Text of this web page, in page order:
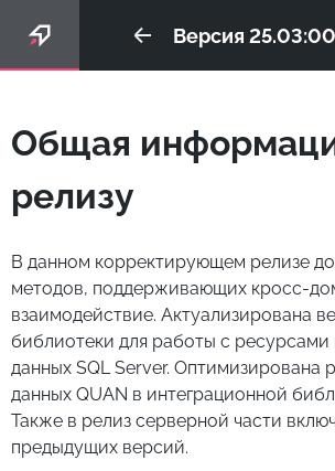
Версия
Общая
релизу
В данном корректирующем релизе
методов, поддерживающих кросс-
взаимодействие. Актуализирована
библиотеки для работы с ресурсами
данных SQL Server. Оптимизирована
данных QUAN в интеграционной
Также в релиз серверной части
предыдущих версий.